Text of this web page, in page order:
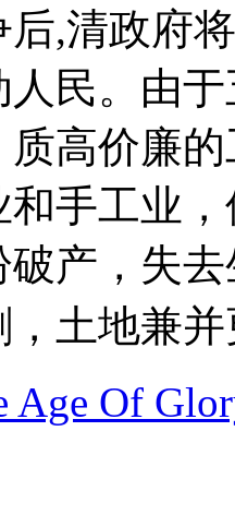
后,清政府
人民。由
质高价廉
和手工业
破产，失
，土地兼
Age Of